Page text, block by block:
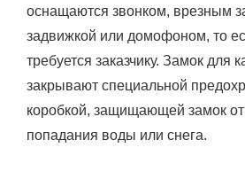
оснащаются звонком, врезным
задвижкой или домофоном, то
требуется заказчику. Замок для
закрывают специальной
коробкой, защищающей замок от
попадания воды или снега.